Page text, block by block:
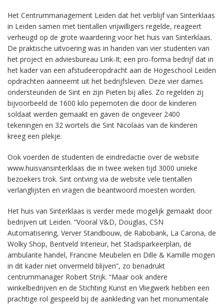
Het Centrummanagement Leiden dat het verblijf van Sinterklaas
in Leiden samen met tientallen vrijwilligers regelde, reageert
verheugd op de grote waardering voor het huis van Sinterklaas.
De praktische uitvoering was in handen van vier studenten van
het project en adviesbureau Link-It; een pro-forma bedrijf dat in
het kader van een afstudeeropdracht aan de Hogeschool Leiden
opdrachten aanneemt uit het bedrijfsleven. Deze vier dames
ondersteunden de Sint en zijn Pieten bij alles. Zo regelden zij
bijvoorbeeld de 1600 kilo pepernoten die door de kinderen
soldaat werden gemaakt en gaven de ongeveer 2400
tekeningen en 32 wortels die Sint Nicolaas van de kinderen
kreeg een plekje.
Ook voerden de studenten de eindredactie over de website
www.huisvansinterklaas die in twee weken tijd 3000 unieke
bezoekers trok. Sint ontving via de website vele tientallen
verlanglijsten en vragen die beantwoord moesten worden.
Het huis van Sinterklaas is verder mede mogelijk gemaakt door
bedrijven uit Leiden. “Vooral V&D, Douglas, CSN
Automatisering, Verver Standbouw, de Rabobank, La Carona, de
Wolky Shop, Bentveld Interieur, het Stadsparkeerplan, de
ambulante handel, Francine Meubelen en Dille & Kamille mogen
in dit kader niet onvermeld blijven”, zo benadrukt
centrummanager Robert Strijk. “Maar ook andere
winkelbedrijven en de Stichting Kunst en Vliegwerk hebben een
prachtige rol gespeeld bij de aankleding van het monumentale